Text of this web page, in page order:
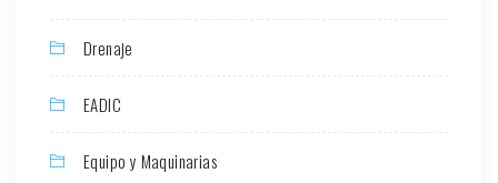
Drenaje
EADIC
Equipo y Maquinarias